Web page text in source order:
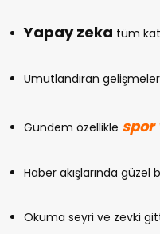
Yapay zeka tüm
Umutlandıran
Gündem özellikle spor
Haber akışlarında güzel
Okuma seyri ve zevki